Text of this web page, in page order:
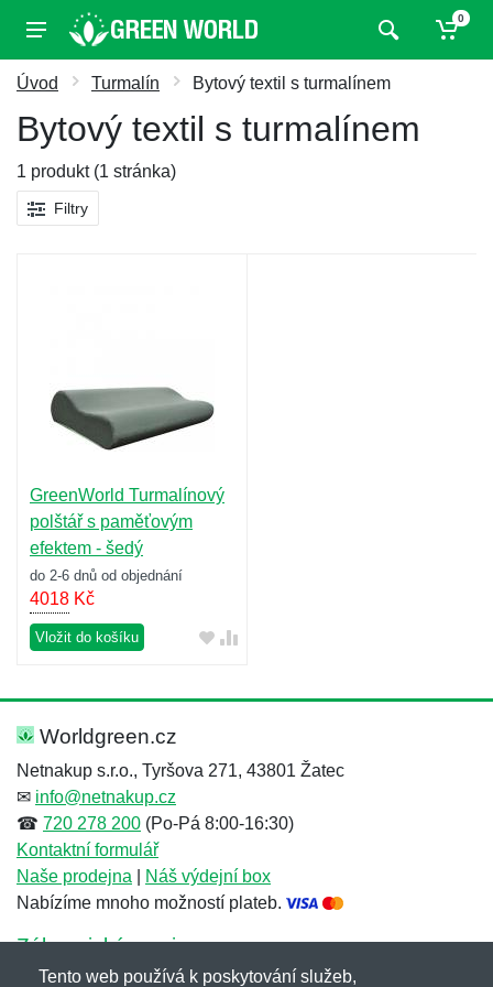
0
Úvod Turmalín Bytový textil s turmalínem
Bytový textil s turmalínem
1 produkt (1 stránka)
Filtry
GreenWorld Turmalínový
polštář s paměťovým
efektem - šedý
do 2-6 dnů od objednání
4018 Kč
Vložit do košíku
Worldgreen.cz
Netnakup s.r.o., Tyršova 271, 43801 Žatec
✉ info@netnakup.cz
☎ 720 278 200 (Po-Pá 8:00-16:30)
Kontaktní formulář
Naše prodejna
Náš výdejní box
Nabízíme mnoho možností plateb.
Zákaznický servis
Novinky emailem
Tento web používá k poskytování služeb,